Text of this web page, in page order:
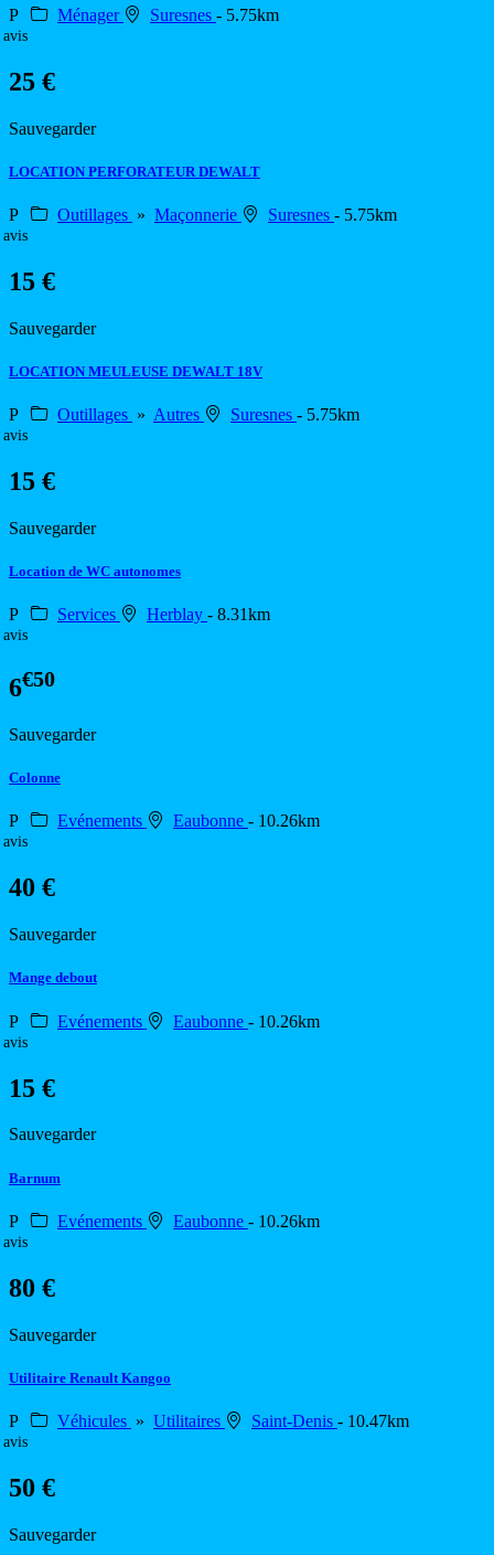
P Ménager Suresnes - 5.75km
avis
25 €
Sauvegarder
LOCATION PERFORATEUR DEWALT
P Outillages » Maçonnerie Suresnes - 5.75km
avis
15 €
Sauvegarder
LOCATION MEULEUSE DEWALT 18V
P Outillages » Autres Suresnes - 5.75km
avis
15 €
Sauvegarder
Location de WC autonomes
P Services Herblay - 8.31km
avis
6€50
Sauvegarder
Colonne
P Evénements Eaubonne - 10.26km
avis
40 €
Sauvegarder
Mange debout
P Evénements Eaubonne - 10.26km
avis
15 €
Sauvegarder
Barnum
P Evénements Eaubonne - 10.26km
avis
80 €
Sauvegarder
Utilitaire Renault Kangoo
P Véhicules » Utilitaires Saint-Denis - 10.47km
avis
50 €
Sauvegarder